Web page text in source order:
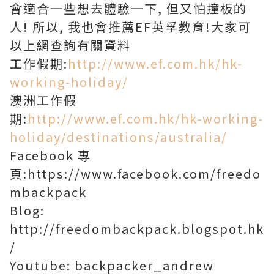
會適合一些想去體驗一下, 但又怕撞板的
人! 所以, 我也會推薦EF英孚教育!大家可
以上網查詢有關資料
工作假期:http://www.ef.com.hk/hk-
working-holiday/
澳洲工作假
期:http://www.ef.com.hk/hk-working-
holiday/destinations/australia/
Facebook 專
頁:https://www.facebook.com/freedo
mbackpack
Blog:
http://freedombackpack.blogspot.hk
/
Youtube: backpacker_andrew